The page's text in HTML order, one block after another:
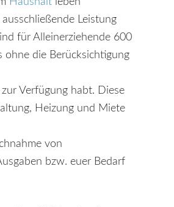
Leistung
für Alleinerziehende 600
ohne die Berücksichtigung
Verfügung habt. Diese
Heizung und Miete
von
bzw. euer Bedarf